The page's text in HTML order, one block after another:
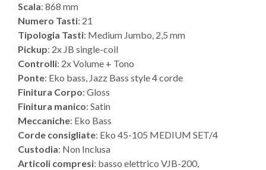
Scala: 868 mm
Numero Tasti: 21
Tipologia Tasti: Medium Jumbo, 2,5 mm
Pickup: 2x JB single-coil
Controlli: 2x Volume + Tono
Ponte: Eko bass, Jazz Bass style 4 corde
Finitura Corpo: Gloss
Finitura manico: Satin
Meccaniche: Eko Bass
Corde consigliate: Eko 45-105 MEDIUM SET/4
Custodia: Non Inclusa
Articoli compresi: basso elettrico VJB-200,